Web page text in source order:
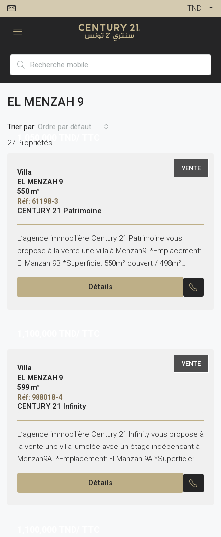
TND
EL MENZAH 9
27 Propriétés
Trier par: Ordre par défaut
VENTE
1,050,000
Villa
EL MENZAH 9
550 m²
Réf: 61198-3
CENTURY 21 Patrimoine
L’agence immobilière Century 21 Patrimoine vous
propose à la vente une villa à Menzah9. *Emplacement:
El Manzah 9B *Superficie: 550m² couvert / 498m²
terrain Ce bien est situé dans un quartier calme...
Détails
VENTE
Villa
EL MENZAH 9
599 m²
Réf: 988018-4
CENTURY 21 Infinity
L’agence immobilière Century 21 Infinity vous propose à
la vente une villa jumelée avec un étage indépendant à
Menzah9A. *Emplacement: El Manzah 9A *Superficie:
600 m² couvert / 375m² terrain *État: vide...
Détails